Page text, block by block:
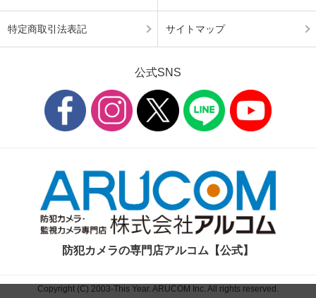
特定商取引法表記 サイトマップ
公式SNS
防犯カメラの専門店アルコム【公式】
Copyright (C) 2003-This Year. ARUCOM Inc. All rights reserved.